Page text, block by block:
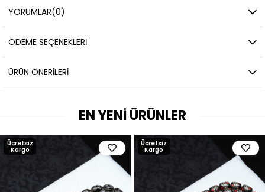
YORUMLAR(0)
ÖDEME SEÇENEKLERI
ÜRÜN ÖNERILERI
EN YENİ ÜRÜNLER
Ücretsiz
Kargo
Ücretsiz
Kargo